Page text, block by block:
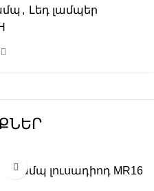
, Լեդ լամպեր
Լամպ լուսադիոդ MR16